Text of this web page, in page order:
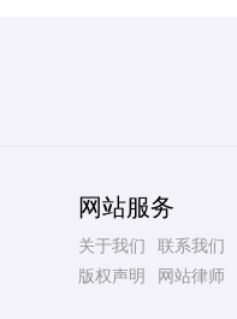
网站服务
关于我们 联系我们
版权声明
网站律师